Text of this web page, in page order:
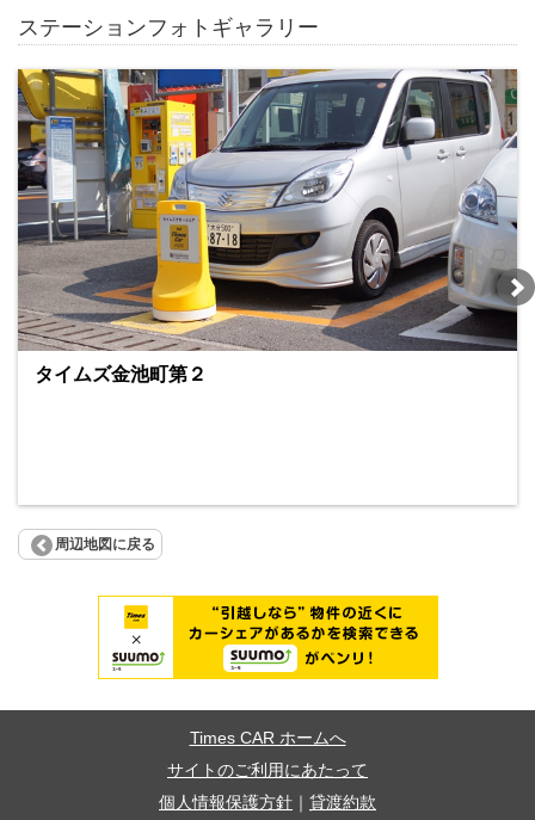
ステーションフォトギャラリー
タイムズ金池町第２
周辺地図に戻る
Times CAR ホームへ
サイトのご利用にあたって
個人情報保護方針
貸渡約款